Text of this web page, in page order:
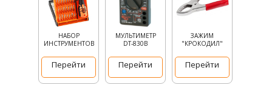
НАБОР
ИНСТРУМЕНТОВ
Перейти
МУЛЬТИМЕТР
DT-830B
Перейти
ЗАЖИМ
"КРОКОДИЛ"
Перейти